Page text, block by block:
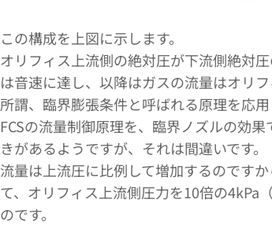
この構成を上図に示します。
オリフィス上流側の絶対圧が下流側絶対
は音速に達し、以降はガスの流量はオリ
所謂、臨界膨張条件と呼ばれる原理を応用
FCSの流量制御原理を、臨界ノズルの効
きがあるようですが、それは間違いです。
流量は上流圧に比例して増加するのです
て、オリフィス上流側圧力を10倍の4kPa
のです。